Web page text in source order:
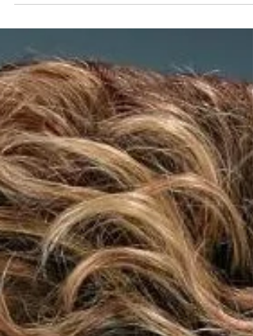
5 июн.
Поздравляем Марию Брегман
Группа "Новые амазонки" поздравляет
поэтессу, прозаика, сценаристку и
Марию Брегман с юбилеем и желает счастья,
здоровья и новых творческих успехов.